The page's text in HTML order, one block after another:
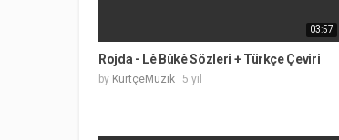
03:57
Rojda - Lê Bûkê Sözleri + Türkçe Çeviri
by KürtçeMüzik 5 yıl